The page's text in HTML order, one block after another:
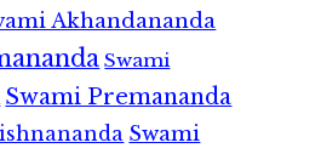
Akhandananda
Swami
Swami Premananda
Swami